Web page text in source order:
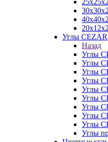
Углы CEZAR
Назад
Углы
Углы
Углы
Углы
Углы
Углы
Углы
Углы
Углы
Углы